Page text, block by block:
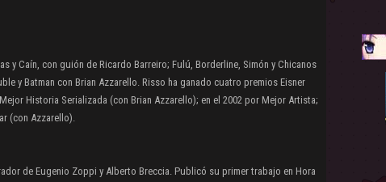
y Caín, con guión de Ricardo Barreiro; Fulú, Borderline, Simón y Chicanos
y Batman con Brian Azzarello. Risso ha ganado cuatro premios Eisner
Historia Serializada (con Brian Azzarello); en el 2002 por Mejor Artista;
(con Azzarello).
de Eugenio Zoppi y Alberto Breccia. Publicó su primer trabajo en Hora